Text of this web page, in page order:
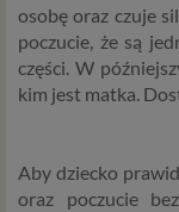
osobę oraz czuje
poczucie, że są
części. W
kim jest matka.
Aby dziecko
oraz poczucie